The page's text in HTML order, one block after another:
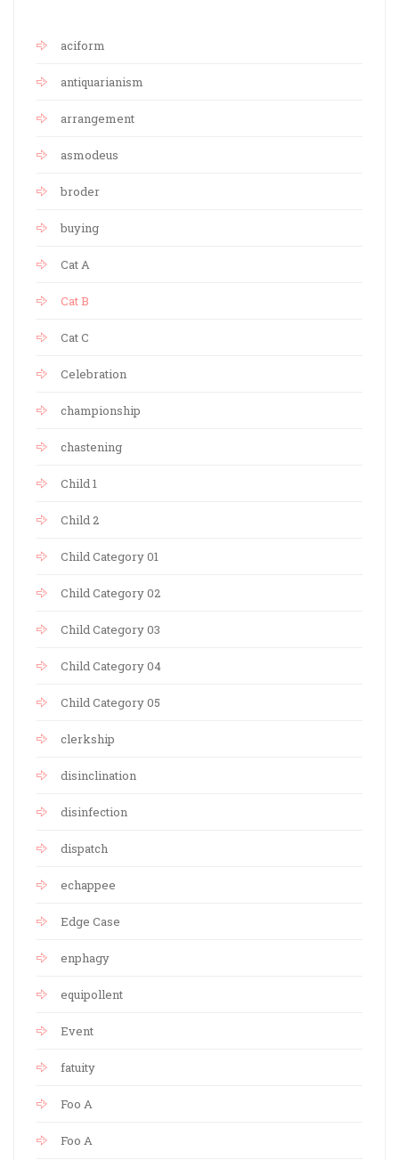
aciform
antiquarianism
arrangement
asmodeus
broder
buying
Cat A
Cat B
Cat C
Celebration
championship
chastening
Child 1
Child 2
Child Category 01
Child Category 02
Child Category 03
Child Category 04
Child Category 05
clerkship
disinclination
disinfection
dispatch
echappee
Edge Case
enphagy
equipollent
Event
fatuity
Foo A
Foo A